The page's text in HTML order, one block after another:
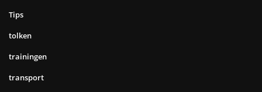
Tips
tolken
trainingen
transport